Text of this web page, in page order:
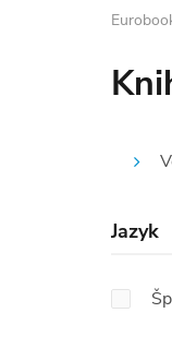
Jazyk